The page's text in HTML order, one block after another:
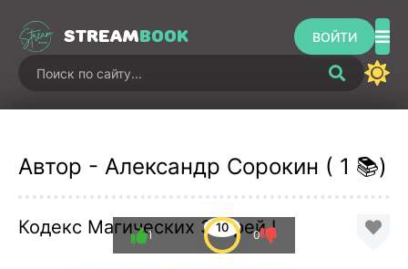
STREAMBOOK ВОЙТИ
Автор - Александр Сорокин ( 1 📚)
Кодекс Магических Зверей I
10
1 0